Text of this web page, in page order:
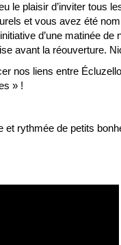
le plaisir d’inviter
et vous avez été
d’une matinée
avant la réouverture.
nos liens entre
» !
et rythmée de petits